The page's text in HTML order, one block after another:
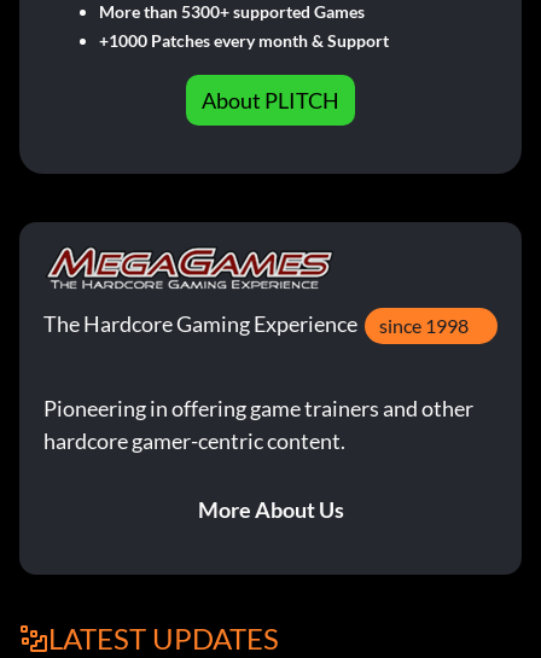
More than 5300+ supported Games
+1000 Patches every month & Support
About PLITCH
The Hardcore Gaming Experience since 1998
Pioneering in offering game trainers and other
hardcore gamer-centric content.
More About Us
LATEST UPDATES